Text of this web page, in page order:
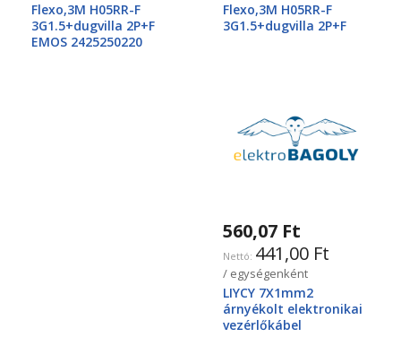
Flexo,3M H05RR-F
3G1.5+dugvilla 2P+F
EMOS 2425250220
Flexo,3M H05RR-F
3G1.5+dugvilla 2P+F
560,07 Ft
441,00 Ft
/ egységenként
LIYCY 7X1mm2
árnyékolt elektronikai
vezérlőkábel